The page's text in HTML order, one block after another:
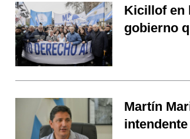
Kicillof en
gobierno
Martín